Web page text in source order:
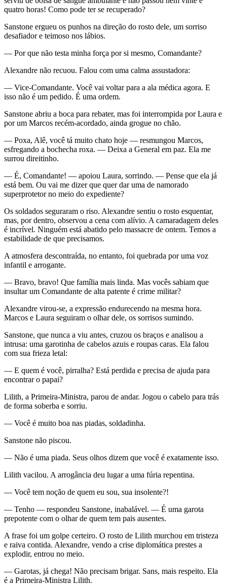
quatro horas! Como pode ter se recuperado?
Sanstone ergueu os punhos na direção do rosto dele, um sorriso
desafiador e teimoso nos lábios.
— Por que não testa minha força por si mesmo, Comandante?
Alexandre não recuou. Falou com uma calma assustadora:
— Vice-Comandante. Você vai voltar para a ala médica agora. E
isso não é um pedido. É uma ordem.
Sanstone abriu a boca para rebater, mas foi interrompida por Laura e
por um Marcos recém-acordado, ainda grogue no chão.
— Poxa, Alê, você tá muito chato hoje — resmungou Marcos,
esfregando a bochecha roxa. — Deixa a General em paz. Ela me
surrou direitinho.
— É, Comandante! — apoiou Laura, sorrindo. — Pense que ela já
está bem. Ou vai me dizer que quer dar uma de namorado
superprotetor no meio do expediente?
Os soldados seguraram o riso. Alexandre sentiu o rosto esquentar,
mas, por dentro, observou a cena com alívio. A camaradagem deles
é incrível. Ninguém está abatido pelo massacre de ontem. Temos a
estabilidade de que precisamos.
A atmosfera descontraída, no entanto, foi quebrada por uma voz
infantil e arrogante.
— Bravo, bravo! Que família mais linda. Mas vocês sabiam que
insultar um Comandante de alta patente é crime militar?
Alexandre virou-se, a expressão endurecendo na mesma hora.
Marcos e Laura seguiram o olhar dele, os sorrisos sumindo.
Sanstone, que nunca a viu antes, cruzou os braços e analisou a
intrusa: uma garotinha de cabelos azuis e roupas caras. Ela falou
com sua frieza letal:
— E quem é você, pirralha? Está perdida e precisa de ajuda para
encontrar o papai?
Lilith, a Primeira-Ministra, parou de andar. Jogou o cabelo para trás
de forma soberba e sorriu.
— Você é muito boa nas piadas, soldadinha.
Sanstone não piscou.
— Não é uma piada. Seus olhos dizem que você é exatamente isso.
Lilith vacilou. A arrogância deu lugar a uma fúria repentina.
— Você tem noção de quem eu sou, sua insolente?!
— Tenho — respondeu Sanstone, inabalável. — É uma garota
prepotente com o olhar de quem tem pais ausentes.
A frase foi um golpe certeiro. O rosto de Lilith murchou em tristeza
e raiva contida. Alexandre, vendo a crise diplomática prestes a
explodir, entrou no meio.
— Garotas, já chega! Não precisam brigar. Sans, mais respeito. Ela
é a Primeira-Ministra Lilith.